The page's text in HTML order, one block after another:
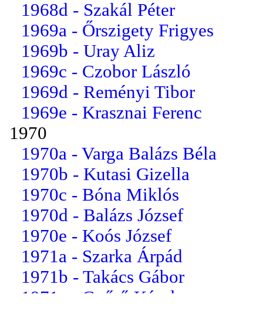
1968d - Szakál Péter
1969a - Őrszigety Frigyes
1969b - Uray Aliz
1969c - Czobor László
1969d - Reményi Tibor
1969e - Krasznai Ferenc
1970
1970a - Varga Balázs Béla
1970b - Kutasi Gizella
1970c - Bóna Miklós
1970d - Balázs József
1970e - Koós József
1971a - Szarka Árpád
1971b - Takács Gábor
1971c - Gyűrű Károly